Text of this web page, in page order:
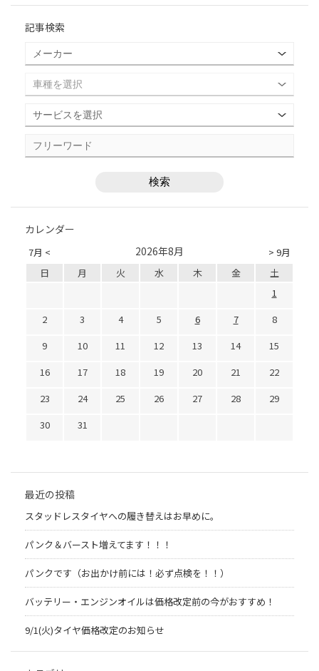
記事検索
カレンダー
7月 < > 9月
2026年8月
日 月 火 水 木 金
土
1
2
3 4 5 6 7
8
9
10 11 12 13 14
15
16
17 18 19 20 21
22
23
24 25 26 27 28
29
30
31
最近の投稿
スタッドレスタイヤへの履き替えはお早めに。
パンク＆バースト増えてます！！！
パンクです（お出かけ前には！必ず点検を！！）
バッテリー・エンジンオイルは価格改定前の今がおすすめ！
9/1(火)タイヤ価格改定のお知らせ